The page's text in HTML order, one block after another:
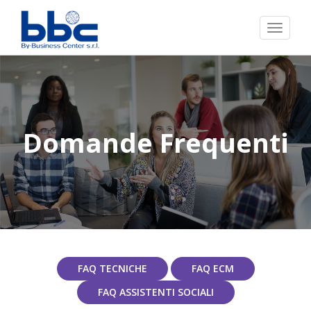
Toggle
Domande Frequenti
FAQ TECNICHE
FAQ ECM
FAQ ASSISTENTI SOCIALI